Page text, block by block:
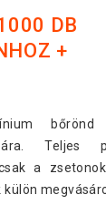
DB
+
bőrönd
Teljes
a